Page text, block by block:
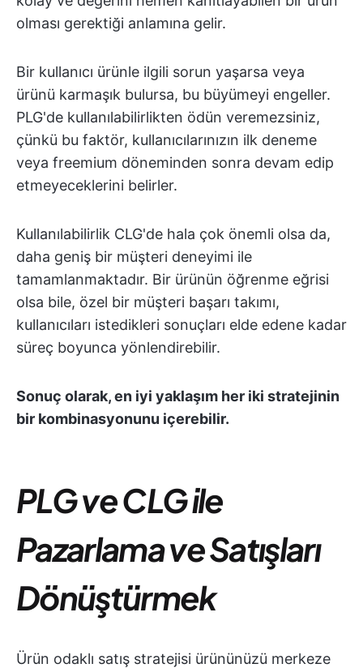
olması gerektiği anlamına gelir.
Bir kullanıcı ürünle ilgili sorun yaşarsa veya
ürünü karmaşık bulursa, bu büyümeyi engeller.
PLG'de kullanılabilirlikten ödün veremezsiniz,
çünkü bu faktör, kullanıcılarınızın ilk deneme
veya freemium döneminden sonra devam edip
etmeyeceklerini belirler.
Kullanılabilirlik CLG'de hala çok önemli olsa da,
daha geniş bir müşteri deneyimi ile
tamamlanmaktadır. Bir ürünün öğrenme eğrisi
olsa bile, özel bir müşteri başarı takımı,
kullanıcıları istedikleri sonuçları elde edene kadar
süreç boyunca yönlendirebilir.
Sonuç olarak, en iyi yaklaşım her iki stratejinin
bir kombinasyonunu içerebilir.
PLG ve CLG ile
Pazarlama ve Satışları
Dönüştürmek
Ürün odaklı satış stratejisi ürününüzü merkeze